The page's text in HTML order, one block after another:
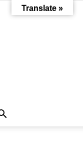
Translate »